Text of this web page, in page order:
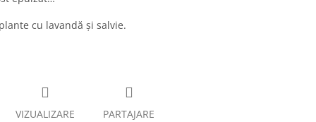
cu lavandă și salvie.
VIZUALIZARE PARTAJARE